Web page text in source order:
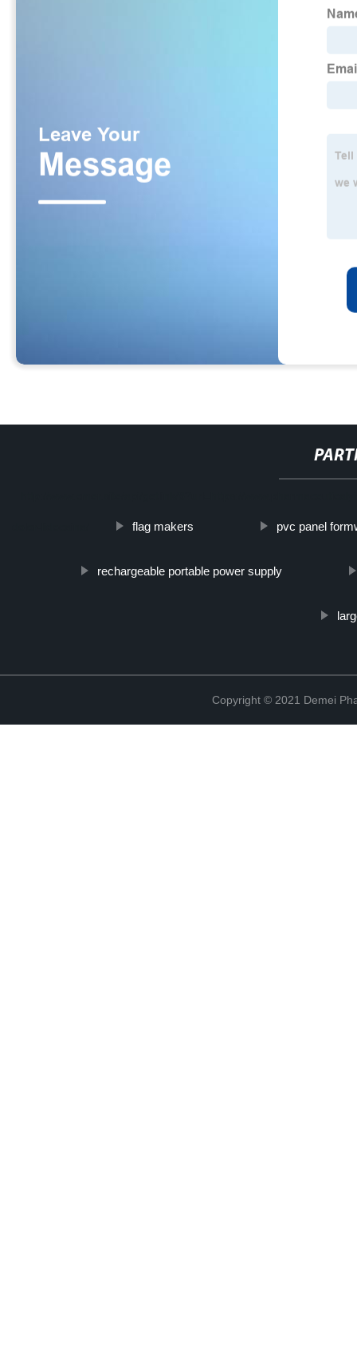
flag makers pvc panel
rechargeable portable power supply
Copyright © 2021 Demei